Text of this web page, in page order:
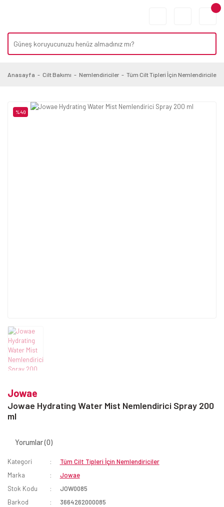
Anasayfa Cilt Bakımı Nemlendiriciler Tüm Cilt Tipleri İçin Nemlendiriciler
%40
Jowae
Jowae Hydrating Water Mist Nemlendirici Spray 200
ml
Yorumlar (0)
Kategori
Tüm Cilt Tipleri İçin Nemlendiriciler
Marka
Jowae
Stok Kodu
JOW0085
Barkod
3664262000085